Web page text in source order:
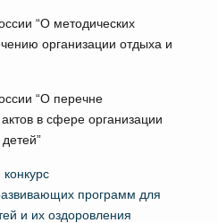
“О методических
организации отдыха и
“О перечне
в сфере организации
программ для
и их оздоровления